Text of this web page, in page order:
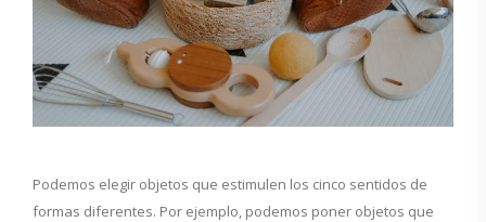
Podemos elegir objetos que estimulen los cinco sentidos de
formas diferentes. Por ejemplo, podemos poner objetos que